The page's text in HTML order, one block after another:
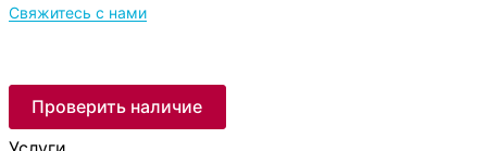
Свяжитесь с нами
Проверить наличие